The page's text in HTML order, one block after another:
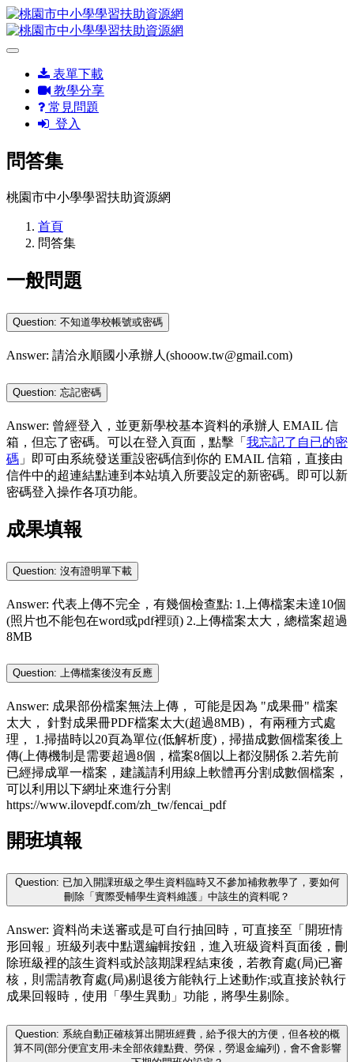
表單下載
教學分享
常見問題
登入
問答集
桃園市中小學學習扶助資源網
首頁
問答集
一般問題
Question: 不知道學校帳號或密碼
Answer: 請洽永順國小承辦人(shooow.tw@gmail.com)
Question: 忘記密碼
Answer: 曾經登入，並更新學校基本資料的承辦人 EMAIL 信
箱，但忘了密碼。可以在登入頁面，點擊「 我忘記了自已的密
碼 」即可由系統發送重設密碼信到你的 EMAIL 信箱，直接由
信件中的超連結點連到本站填入所要設定的新密碼。即可以新
密碼登入操作各項功能。
成果填報
Question: 沒有證明單下載
Answer: 代表上傳不完全，有幾個檢查點: 1.上傳檔案未達10個
(照片也不能包在word或pdf裡頭) 2.上傳檔案太大，總檔案超過
8MB
Question: 上傳檔案後沒有反應
Answer: 成果部份檔案無法上傳， 可能是因為 "成果冊" 檔案
太大， 針對成果冊PDF檔案太大(超過8MB)， 有兩種方式處
理， 1.掃描時以20頁為單位(低解析度)，掃描成數個檔案後上
傳(上傳機制是需要超過8個，檔案8個以上都沒關係 2.若先前
已經掃成單一檔案，建議請利用線上軟體再分割成數個檔案，
可以利用以下網址來進行分割
https://www.ilovepdf.com/zh_tw/fencai_pdf
開班填報
Question: 已加入開課班級之學生資料臨時又不參加補救教學了，要如何
刪除「實際受輔學生資料維護」中該生的資料呢？
Answer: 資料尚未送審或是可自行抽回時，可直接至「開班情
形回報」班級列表中點選編輯按鈕，進入班級資料頁面後，刪
除班級裡的該生資料或於該期課程結束後，若教育處(局)已審
核，則需請教育處(局)剔退後方能執行上述動作;或直接於執行
成果回報時，使用「學生異動」功能，將學生剔除。
Question: 系統自動正確核算出開班經費，給予很大的方便，但各校的概
算不同(部分便宜支用-未全部依鐘點費、勞保，勞退金編列)，會不會影響